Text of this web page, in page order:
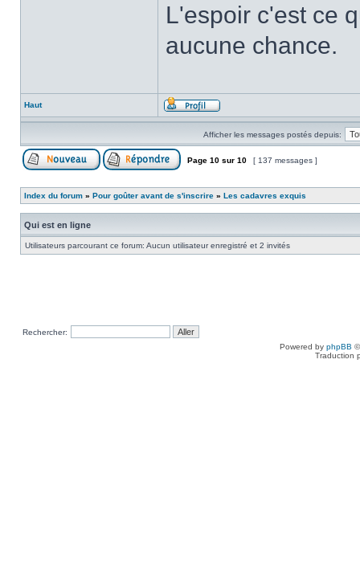
L'espoir c'est ce
aucune chance.
Haut
Afficher les messages postés depuis:
Page 10 sur 10 [ 137 messages ]
Index du forum » Pour goûter avant de s'inscrire » Les cadavres exquis
Qui est en ligne
Utilisateurs parcourant ce forum: Aucun utilisateur enregistré et 2 invités
Rechercher:
Powered by phpBB
Traduction